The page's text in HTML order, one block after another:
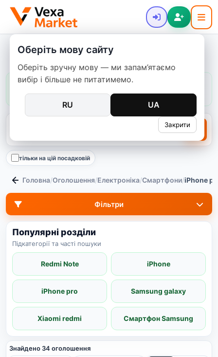
Оберіть мову сайту
Оберіть зручну мову — ми запам’ятаємо
вибір і більше не питатимемо.
RU UA
Закрити
iPhone Pro Max 256GB
Ціни в цій категорії:зазвичай500–27 899 ₴
медіана7 700 ₴911пропозицій
тільки на цій посадковій
Головна/Оголошення/Електроніка/Смартфони/iPhone
Фільтри
Популярні розділи
Підкатегорії та часті пошуки
Redmi Note iPhone
iPhone pro Samsung galaxy
Xiaomi redmi Смартфон Samsung
Знайдено 34 оголошення